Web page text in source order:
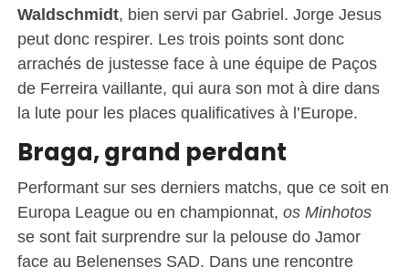
Waldschmidt, bien servi par Gabriel. Jorge Jesus
peut donc respirer. Les trois points sont donc
arrachés de justesse face à une équipe de Paços
de Ferreira vaillante, qui aura son mot à dire dans
la lute pour les places qualificatives à l’Europe.
Braga, grand perdant
Performant sur ses derniers matchs, que ce soit en
Europa League ou en championnat, os Minhotos
se sont fait surprendre sur la pelouse do Jamor
face au Belenenses SAD. Dans une rencontre